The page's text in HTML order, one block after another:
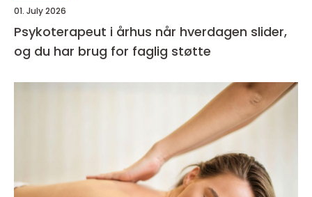
01. July 2026
Psykoterapeut i århus når hverdagen slider,
og du har brug for faglig støtte